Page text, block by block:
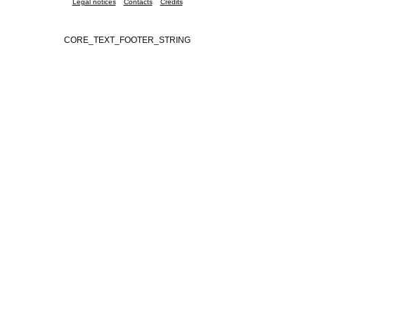
Legal notices Contacts Credits
CORE_TEXT_FOOTER_STRING